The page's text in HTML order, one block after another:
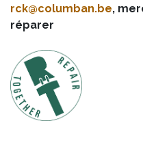
rck@columban.be,
réparer